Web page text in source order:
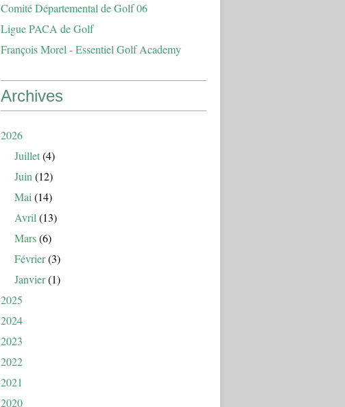
Comité Départemental de Golf 06
Ligue PACA de Golf
François Morel - Essentiel Golf Academy
Archives
2026
Juillet(4)
Juin (12)
Mai (14)
Avril (13)
Mars(6)
Février(3)
Janvier(1)
2025
2024
2023
2022
2021
2020